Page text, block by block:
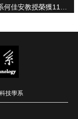
下一則:[榮譽榜] 賀! 本系何佳安教授榮獲114學年度特聘教授殊榮
技學系